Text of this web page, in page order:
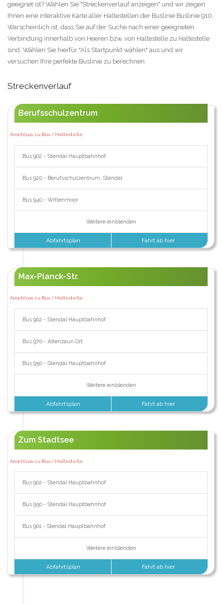
geeignet ist? Wählen Sie "Streckenverlauf anzeigen" und wir zeigen
Ihnen eine interaktive Karte aller Haltestellen der Buslinie Buslinie 910.
Warscheinlich ist, dass Sie auf der Suche nach einer geeigneten
Verbindung innerhalb von Heeren bzw. von Haltestelle zu Haltestelle
sind. Wählen Sie hierfür "Als Startpunkt wählen" aus und wir
versuchen Ihre perfekte Buslinie zu berechnen.
Streckenverlauf
Berufsschulzentrum
Anschluss zu Bus / Haltestelle:
Bus 902 - Stendal Hauptbahnhof
Bus 920 - Berufsschulzentrum, Stendal
Bus 940 - Wittenmoor
Weitere einblenden
Abfahrtsplan Fahrt ab hier
Max-Planck-Str.
Anschluss zu Bus / Haltestelle:
Bus 902 - Stendal Hauptbahnhof
Bus 970 - Altenzaun Ort
Bus 950 - Stendal Hauptbahnhof
Weitere einblenden
Abfahrtsplan Fahrt ab hier
Zum Stadtsee
Anschluss zu Bus / Haltestelle:
Bus 902 - Stendal Hauptbahnhof
Bus 950 - Stendal Hauptbahnhof
Bus 901 - Stendal Hauptbahnhof
Weitere einblenden
Abfahrtsplan Fahrt ab hier